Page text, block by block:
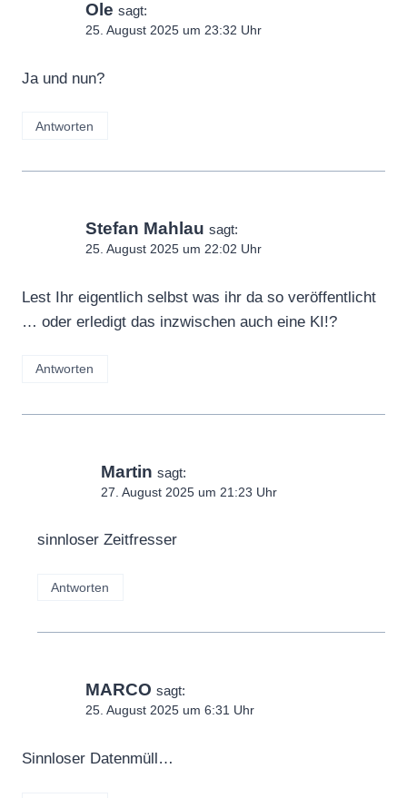
Ole sagt:
25. August 2025 um 23:32 Uhr
Ja und nun?
Antworten
Stefan Mahlau sagt:
25. August 2025 um 22:02 Uhr
Lest Ihr eigentlich selbst was ihr da so veröffentlicht
… oder erledigt das inzwischen auch eine KI!?
Antworten
Martin sagt:
27. August 2025 um 21:23 Uhr
sinnloser Zeitfresser
Antworten
MARCO sagt:
25. August 2025 um 6:31 Uhr
Sinnloser Datenmüll…